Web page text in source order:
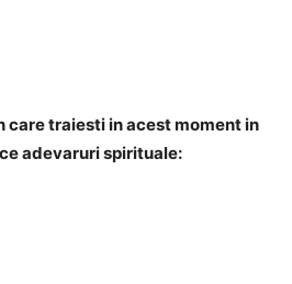
care traiesti in acest moment in
adevaruri spirituale: